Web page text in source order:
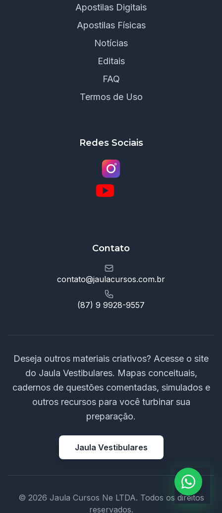
Apostilas Digitais
Apostilas Físicas
Notícias
Editais
FAQ
Termos de Uso
Redes Sociais
Contato
contato@jaulacursos.com.br
(87) 9 9928-9557
Deseja outros materiais criativos? Acesse o site
do Jaula Vestibulares. Mapas conceituais,
cadernos de questões comentadas, simulados e
outros recursos para você turbinar sua
preparação.
Jaula Vestibulares
© 2026 Jaula Cursos Ne LTDA. Todos os direitos
reservados.